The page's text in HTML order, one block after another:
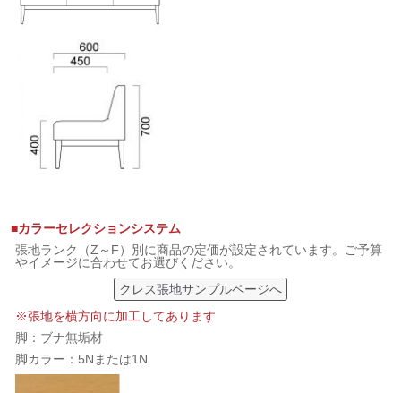
■カラーセレクションシステム
張地ランク（Z～F）別に商品の定価が設定されています。ご予算
やイメージに合わせてお選びください。
クレス張地サンプルページへ
※張地を横方向に加工してあります
脚：ブナ無垢材
脚カラー：5Nまたは1N